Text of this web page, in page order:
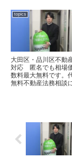
topics
大田区・品川区不動
対応 匿名でも相場
数料最大無料です。
無料不動産法務相談